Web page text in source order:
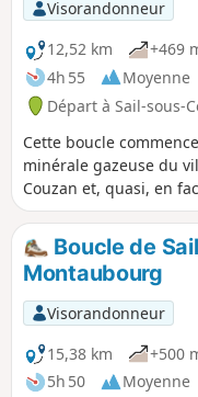
Visorandonneur
12,52 km
+469
4h 55
Moyenne
Départ à Sail-sous-
Cette boucle
minérale gazeuse du
Couzan et, quasi, en
"Fontfort", son ancien
Principalement en
amène jusqu'au
Chapelle Notre-Dame
Boucle de
Montaubourg
Visorandonneur
15,38 km
+500
5h 50
Moyenne